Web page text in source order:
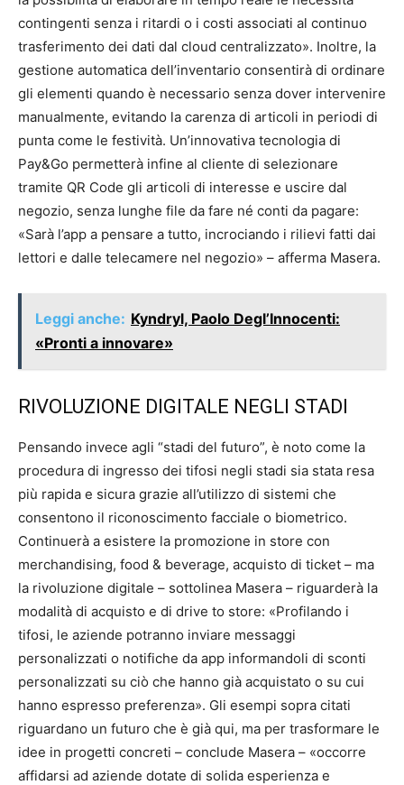
contingenti senza i ritardi o i costi associati al continuo
trasferimento dei dati dal cloud centralizzato». Inoltre, la
gestione automatica dell’inventario consentirà di ordinare
gli elementi quando è necessario senza dover intervenire
manualmente, evitando la carenza di articoli in periodi di
punta come le festività. Un’innovativa tecnologia di
Pay&Go permetterà infine al cliente di selezionare
tramite QR Code gli articoli di interesse e uscire dal
negozio, senza lunghe file da fare né conti da pagare:
«Sarà l’app a pensare a tutto, incrociando i rilievi fatti dai
lettori e dalle telecamere nel negozio» – afferma Masera.
Leggi anche: Kyndryl, Paolo Degl’Innocenti:
«Pronti a innovare»
RIVOLUZIONE DIGITALE NEGLI STADI
Pensando invece agli “stadi del futuro”, è noto come la
procedura di ingresso dei tifosi negli stadi sia stata resa
più rapida e sicura grazie all’utilizzo di sistemi che
consentono il riconoscimento facciale o biometrico.
Continuerà a esistere la promozione in store con
merchandising, food & beverage, acquisto di ticket – ma
la rivoluzione digitale – sottolinea Masera – riguarderà la
modalità di acquisto e di drive to store: «Profilando i
tifosi, le aziende potranno inviare messaggi
personalizzati o notifiche da app informandoli di sconti
personalizzati su ciò che hanno già acquistato o su cui
hanno espresso preferenza». Gli esempi sopra citati
riguardano un futuro che è già qui, ma per trasformare le
idee in progetti concreti – conclude Masera – «occorre
affidarsi ad aziende dotate di solida esperienza e